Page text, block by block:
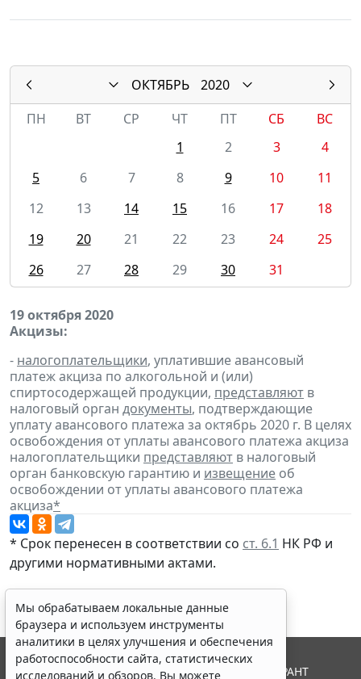
ОКТЯБРЬ
2020
ПН
ВТ СР ЧТ ПТ СБ
ВС
1
2 3
4
5
6 7 8 9 10
11
12
13 14 15 16 17
18
19
20 21 22 23 24
25
26
27 28 29 30 31
19 октября 2020
Акцизы:
- налогоплательщики, уплатившие авансовый
платеж акциза по алкогольной и (или)
спиртосодержащей продукции, представляют в
налоговый орган документы, подтверждающие
уплату авансового платежа за октябрь 2020 г. В целях
освобождения от уплаты авансового платежа акциза
налогоплательщики представляют в налоговый
орган банковскую гарантию и извещение об
освобождении от уплаты авансового платежа
акциза*
* Срок перенесен в соответствии со ст. 6.1 НК РФ и
другими нормативными актами.
Мы обрабатываем локальные данные
браузера и используем инструменты
аналитики в целях улучшения и обеспечения
работоспособности сайта, статистических
исследований и обзоров. Вы можете
© ООО "НПП "ГАРАНТ-СЕРВИС", 2026. Система ГАРАНТ